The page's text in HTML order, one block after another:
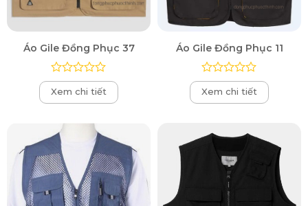
Áo Gile Đồng Phục 37
Được
xếp
hạng
sao
Xem chi tiết
Áo Gile Đồng Phục 11
Được
xếp
hạng
sao
Xem chi tiết